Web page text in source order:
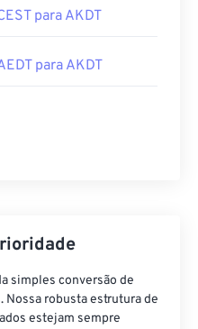
para AKDT
para AKDT
simples conversão de
Nossa robusta estrutura de
estejam sempre